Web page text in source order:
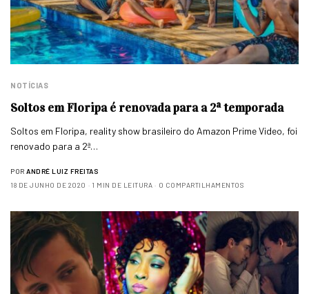
NOTÍCIAS
Soltos em Floripa é renovada para a 2ª temporada
Soltos em Floripa, reality show brasileiro do Amazon Prime Video, foi
renovado para a 2ª…
POR ANDRÉ LUIZ FREITAS
18 DE JUNHO DE 2020
1 MIN DE LEITURA 0 COMPARTILHAMENTOS